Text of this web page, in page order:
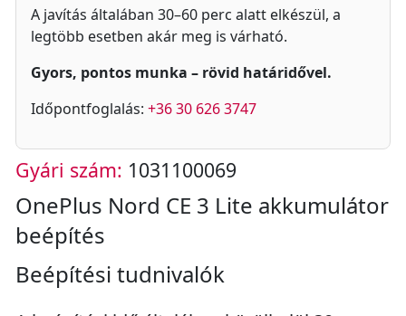
A javítás általában 30–60 perc alatt elkészül, a
legtöbb esetben akár meg is várható.
Gyors, pontos munka – rövid határidővel.
Időpontfoglalás: +36 30 626 3747
Gyári szám: 1031100069
OnePlus Nord CE 3 Lite akkumulátor
beépítés
Beépítési tudnivalók